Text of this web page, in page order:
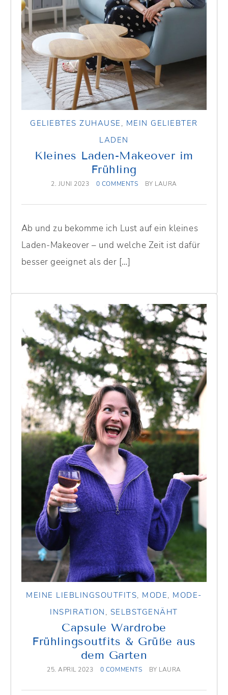
GELIEBTES ZUHAUSE , MEIN GELIEBTER
LADEN
Kleines Laden-Makeover im
Frühling
2. JUNI 2023 0 COMMENTS BY LAURA
Ab und zu bekomme ich Lust auf ein kleines
Laden-Makeover – und welche Zeit ist dafür
besser geeignet als der […]
MEINE LIEBLINGSOUTFITS, MODE, MODE-
INSPIRATION , SELBSTGENÄHT
Capsule Wardrobe
Frühlingsoutfits & Grüße aus
dem Garten
25. APRIL 2023 0 COMMENTS BY LAURA